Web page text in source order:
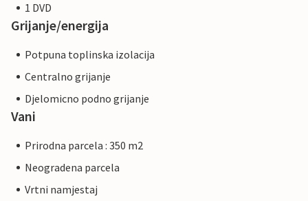
1 DVD
Grijanje/energija
Potpuna toplinska izolacija
Centralno grijanje
Djelomicno podno grijanje
Vani
Prirodna parcela : 350 m2
Neogradena parcela
Vrtni namjestaj